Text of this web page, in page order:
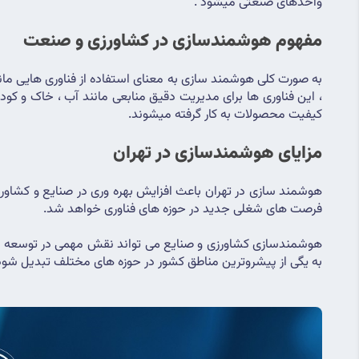
مفهوم هوشمندسازی در کشاورزی و صنعت
کیفیت محصولات به کار گرفته میشوند.
مزایای هوشمندسازی در تهران
فرصت های شغلی جدید در حوزه های فناوری خواهد شد.
به یگی از پیشروترین مناطق کشور در حوزه های مختلف تبدیل